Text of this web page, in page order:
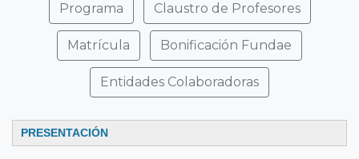
Programa Claustro de Profesores
Matrícula Bonificación Fundae
Entidades Colaboradoras
PRESENTACIÓN